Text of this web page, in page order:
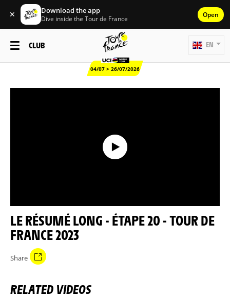
✕ Download the app
Dive inside the Tour de France Open
CLUB
04/07 > 26/07/2026
EN
LE RÉSUMÉ LONG - ÉTAPE 20 - TOUR DE
FRANCE 2023
Share
RELATED VIDEOS